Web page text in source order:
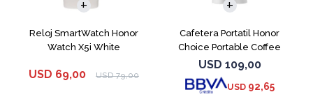
Reloj SmartWatch Honor
Watch X5i White
USD 69,00 USD 79,00
Cafetera Portatil Honor
Choice Portable Coffee
Machine White
USD 109,00
USD 92,65